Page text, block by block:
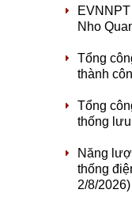
Nho
Tổng
thành
Tổng
thống
Năng
thống
2/8/2026)